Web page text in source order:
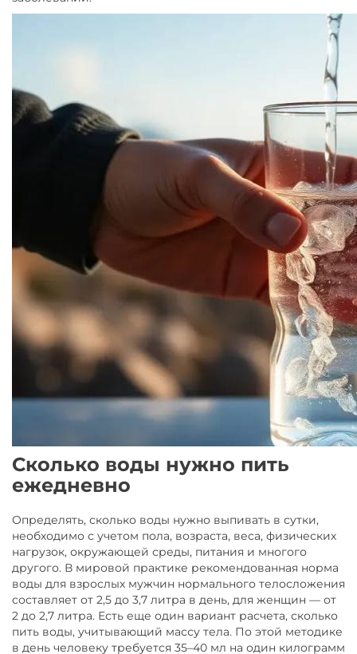
Сколько воды нужно пить
ежедневно
Определять, сколько воды нужно выпивать в сутки,
необходимо с учетом пола, возраста, веса, физических
нагрузок, окружающей среды, питания и многого
другого. В мировой практике рекомендованная норма
воды для взрослых мужчин нормального телосложения
составляет от 2,5 до 3,7 литра в день, для женщин — от
2 до 2,7 литра. Есть еще один вариант расчета, сколько
пить воды, учитывающий массу тела. По этой методике
в день человеку требуется 35–40 мл на один килограмм